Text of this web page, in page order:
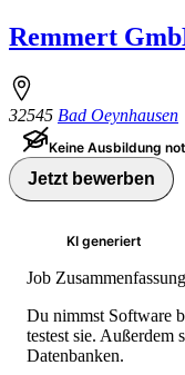
Remmert
32545 Bad Oeynhausen
Keine Ausbildung
Jetzt bewerben
KI generiert
Job Zusammenfassung
Du nimmst Software
testest sie.
Datenbanken.